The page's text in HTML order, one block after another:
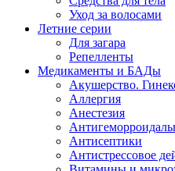
Уход за волосами
Летние серии
Для загара
Репелленты
Медикаменты и БАДы
Акушерство.
Аллергия
Анестезия
Антисептики
Антистрессовое